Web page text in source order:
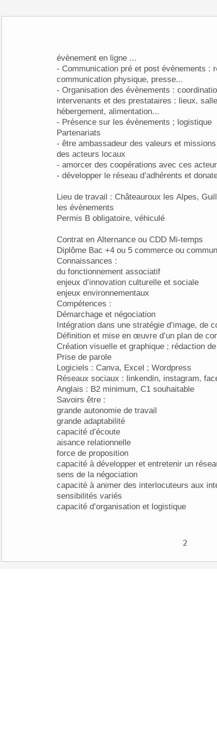
évènement en ligne ...
- Communication pré et post évènements :
communication physique, presse...
- Organisation des évènements :
intervenants et des prestataires : lieux, salles,
hébergement, alimentation...
- Présence sur les évènements ; logistique
Partenariats
- être ambassadeur des valeurs et
des acteurs locaux
- amorcer des coopérations avec ces
- développer le réseau d’adhérents et
Lieu de travail : Châteauroux les Alpes,
les évènements
Permis B obligatoire, véhiculé
Contrat en Alternance ou CDD Mi-temps
Diplôme Bac +4 ou 5 commerce ou
Connaissances :
du fonctionnement associatif
enjeux d’innovation culturelle et sociale
enjeux environnementaux
Compétences :
Démarchage et négociation
Intégration dans une stratégie d’image, de
Définition et mise en œuvre d’un plan de
Création visuelle et graphique ; rédaction
Prise de parole
Logiciels : Canva, Excel ; Wordpress
Réseaux sociaux : linkendin, instagram,
Anglais : B2 minimum, C1 souhaitable
Savoirs être :
grande autonomie de travail
grande adaptabilité
capacité d’écoute
aisance relationnelle
force de proposition
capacité à développer et entretenir un
sens de la négociation
capacité à animer des interlocuteurs aux
sensibilités variés
capacité d’organisation et logistique